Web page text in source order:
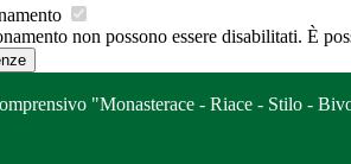
non possono essere disabilitati. È
"Monasterace - Riace - Stilo -